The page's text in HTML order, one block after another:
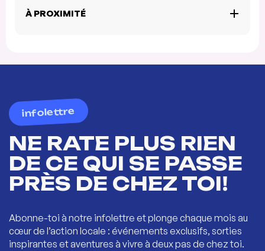
À PROXIMITÉ
infolettre
NE RATE PLUS RIEN
DE CE QUI SE PASSE
PRÈS DE CHEZ TOI!
Abonne-toi à notre infolettre et plonge chaque mois au
cœur de l’action locale : événements exclusifs, sorties
inspirantes et aventures à vivre à deux pas de chez toi.